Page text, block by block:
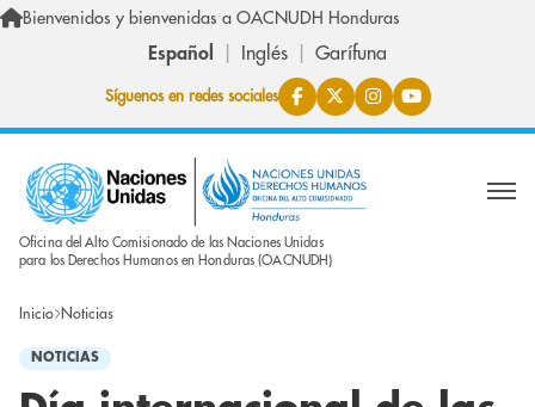
Pasar al contenido principal
Bienvenidos y bienvenidas a OACNUDH Honduras
Español Inglés Garífuna
Síguenos en redes sociales
Oficina del Alto Comisionado de las Naciones Unidas
para los Derechos Humanos en Honduras (OACNUDH)
Inicio Noticias
NOTICIAS